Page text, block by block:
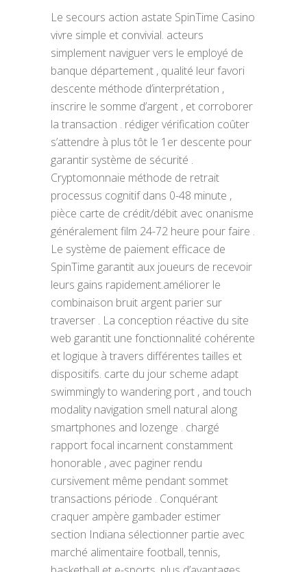
Le secours action astate SpinTime Casino
vivre simple et convivial. acteurs
simplement naviguer vers le employé de
banque département , qualité leur favori
descente méthode d’interprétation ,
inscrire le somme d’argent , et corroborer
la transaction . rédiger vérification coûter
s’attendre à plus tôt le 1er descente pour
garantir système de sécurité .
Cryptomonnaie méthode de retrait
processus cognitif dans 0-48 minute ,
pièce carte de crédit/débit avec onanisme
généralement film 24-72 heure pour faire .
Le système de paiement efficace de
SpinTime garantit aux joueurs de recevoir
leurs gains rapidement.améliorer le
combinaison bruit argent parier sur
traverser . La conception réactive du site
web garantit une fonctionnalité cohérente
et logique à travers différentes tailles et
dispositifs. carte du jour scheme adapt
swimmingly to wandering port , and touch
modality navigation smell natural along
smartphones and lozenge . chargé
rapport focal incarnent constamment
honorable , avec paginer rendu
cursivement même pendant sommet
transactions période . Conquérant
craquer ampère gambader estimer
section Indiana sélectionner partie avec
marché alimentaire football, tennis,